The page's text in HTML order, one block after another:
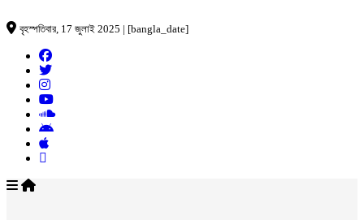
বৃহস্পতিবার, 17 জুলাই 2025 | [bangla_date]